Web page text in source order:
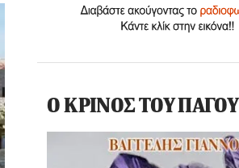
Ο ΚΡΙΝΟΣ ΤΟΥ ΠΑΓΟΥ